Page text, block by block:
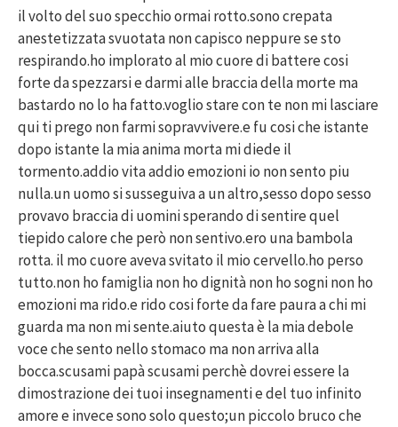
il volto del suo specchio ormai rotto.sono crepata
anestetizzata svuotata non capisco neppure se sto
respirando.ho implorato al mio cuore di battere cosi
forte da spezzarsi e darmi alle braccia della morte ma
bastardo no lo ha fatto.voglio stare con te non mi lasciare
qui ti prego non farmi sopravvivere.e fu cosi che istante
dopo istante la mia anima morta mi diede il
tormento.addio vita addio emozioni io non sento piu
nulla.un uomo si susseguiva a un altro,sesso dopo sesso
provavo braccia di uomini sperando di sentire quel
tiepido calore che però non sentivo.ero una bambola
rotta. il mo cuore aveva svitato il mio cervello.ho perso
tutto.non ho famiglia non ho dignità non ho sogni non ho
emozioni ma rido.e rido cosi forte da fare paura a chi mi
guarda ma non mi sente.aiuto questa è la mia debole
voce che sento nello stomaco ma non arriva alla
bocca.scusami papà scusami perchè dovrei essere la
dimostrazione dei tuoi insegnamenti e del tuo infinito
amore e invece sono solo questo;un piccolo bruco che